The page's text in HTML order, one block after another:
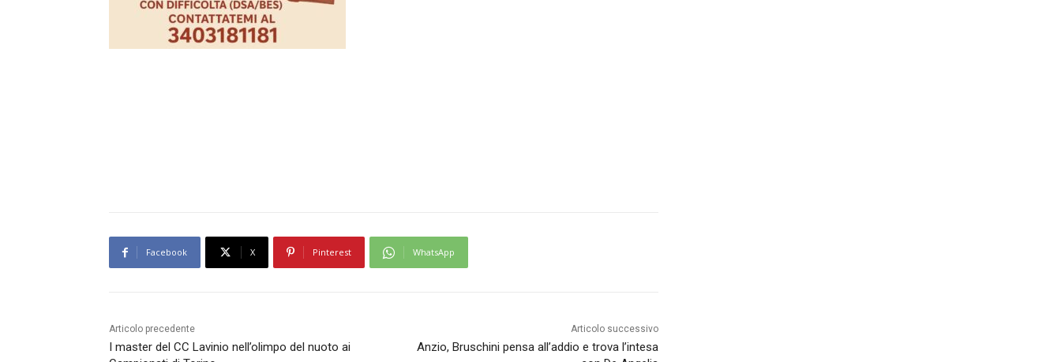
Facebook X Pinterest WhatsApp
Articolo precedente
I master del CC Lavinio nell’olimpo del nuoto ai
Articolo successivo
Anzio, Bruschini pensa all’addio e trova l’intesa